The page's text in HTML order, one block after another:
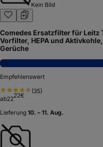
Kein Bild
Comedes Ersatzfilter für
Vorfilter, HEPA und
Gerüche
7,5
Empfehlenswert
(35)
ab2222€
Lieferung 10. – 11. Aug.